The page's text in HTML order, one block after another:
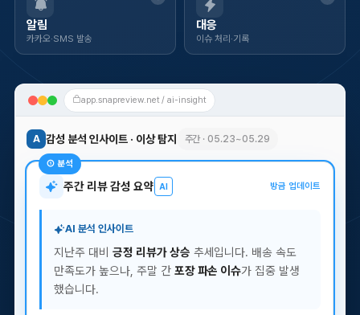
알림
카카오·SMS 발송
대응
이슈 처리·기록
app.snapreview.net / ai-insight
A 감성 분석 인사이트 · 이상 탐지 주간 · 05.23~05.29
주간 리뷰 감성 요약 AI 방금 업데이트
AI 분석 인사이트
지난주 대비 긍정 리뷰가 상승 추세입니다. 배송 속도
만족도가 높으나, 주말 간 포장 파손 이슈가 집중 발생
했습니다.